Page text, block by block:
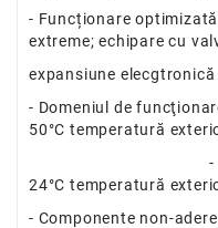
- Funcționare
extreme; echipare cu
expansiune elecgtronică
- Domeniul de
50°C temperatură
- in regim
24°C temperatură
- Componente non-